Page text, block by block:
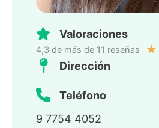
Valoraciones
4,3 de más de 11 reseñas ★
Dirección
Teléfono
9 7754 4052